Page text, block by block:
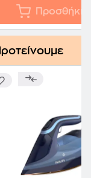
Προσθήκη